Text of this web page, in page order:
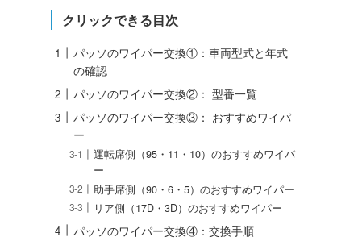
クリックできる目次
パッソのワイパー交換①：車両型式と年式
の確認
パッソのワイパー交換②： 型番一覧
パッソのワイパー交換③： おすすめワイパ
ー
運転席側（95・11・10）のおすすめワイパ
ー
助手席側（90・6・5）のおすすめワイパー
リア側（17D・3D）のおすすめワイパー
パッソのワイパー交換④：交換手順